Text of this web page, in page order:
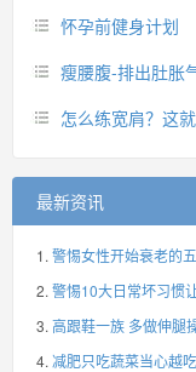
怀孕前健身计划
瘦腰腹-排出肚胀
怎么练宽肩？这就
最新资讯
警惕女性开始衰老的
警惕10大日常坏习惯
高跟鞋一族 多做伸腿
减肥只吃蔬菜当心越